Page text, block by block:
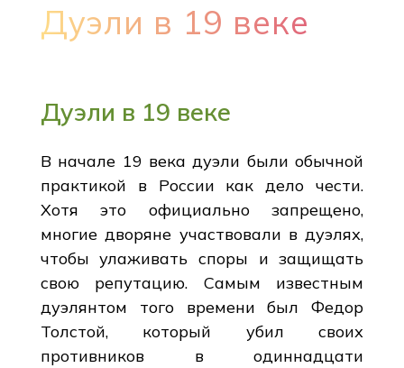
Дуэли в 19 веке
Дуэли в 19 веке
В начале 19 века дуэли были обычной
практикой в России как дело чести.
Хотя это официально запрещено,
многие дворяне участвовали в дуэлях,
чтобы улаживать споры и защищать
свою репутацию. Самым известным
дуэлянтом того времени был Федор
Толстой, который убил своих
противников в одиннадцати